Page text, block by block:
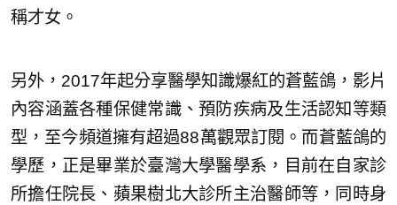
稱才女。
另外，2017年起分享醫學知識爆紅的蒼藍鴿，影片
內容涵蓋各種保健常識、預防疾病及生活認知等類
型，至今頻道擁有超過88萬觀眾訂閱。而蒼藍鴿的
學歷，正是畢業於臺灣大學醫學系，目前在自家診
所擔任院長、蘋果樹北大診所主治醫師等，同時身